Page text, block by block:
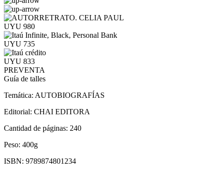
UYU 980
UYU 735
UYU 833
PREVENTA
Guía de talles
Temática: AUTOBIOGRAFÍAS
Editorial: CHAI EDITORA
Cantidad de páginas: 240
Peso: 400g
ISBN: 9789874801234